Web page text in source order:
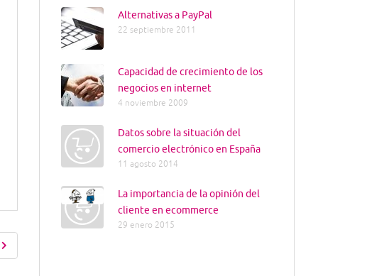
Alternativas a PayPal
22 septiembre 2011
Capacidad de crecimiento de los
negocios en internet
4 noviembre 2009
Datos sobre la situación del
comercio electrónico en España
11 agosto 2014
La importancia de la opinión del
cliente en ecommerce
29 enero 2015